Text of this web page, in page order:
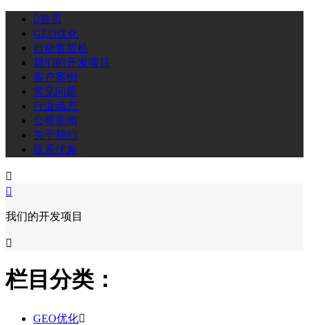
首页
GEO优化
自动售货机
我们的开发项目
客户案例
常见问题
行业动态
公司新闻
关于我们
联系优趣


我们的开发项目

栏目分类：
GEO优化